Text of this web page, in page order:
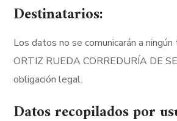
Destinatarios:
Los datos no se comunicarán a
ORTIZ RUEDA CORREDURÍA DE
obligación legal.
Datos recopilados por